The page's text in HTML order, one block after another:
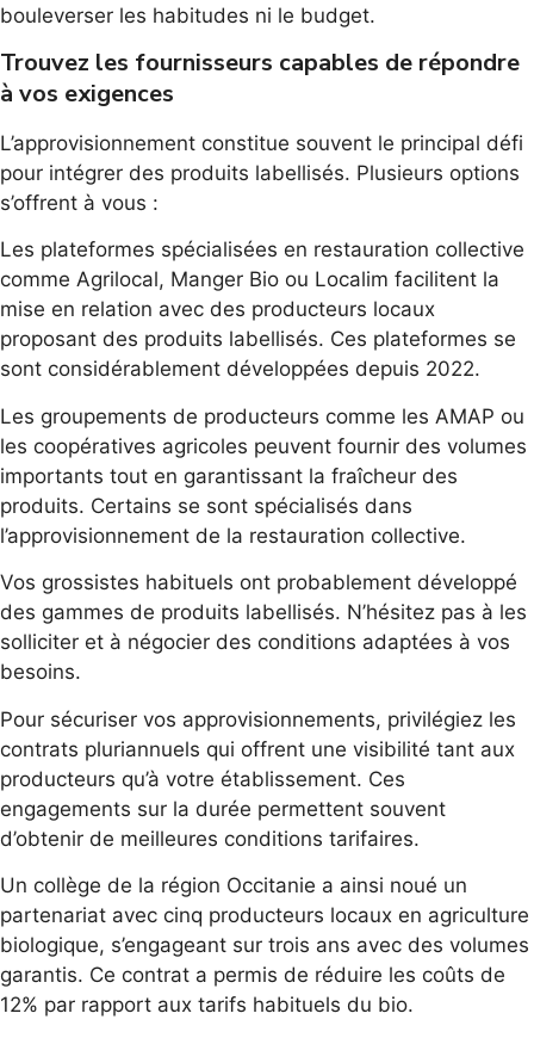
bouleverser les habitudes ni le budget.
Trouvez les fournisseurs capables de répondre
à vos exigences
L’approvisionnement constitue souvent le principal défi
pour intégrer des produits labellisés. Plusieurs options
s’offrent à vous :
Les plateformes spécialisées en restauration collective
comme Agrilocal, Manger Bio ou Localim facilitent la
mise en relation avec des producteurs locaux
proposant des produits labellisés. Ces plateformes se
sont considérablement développées depuis 2022.
Les groupements de producteurs comme les AMAP ou
les coopératives agricoles peuvent fournir des volumes
importants tout en garantissant la fraîcheur des
produits. Certains se sont spécialisés dans
l’approvisionnement de la restauration collective.
Vos grossistes habituels ont probablement développé
des gammes de produits labellisés. N’hésitez pas à les
solliciter et à négocier des conditions adaptées à vos
besoins.
Pour sécuriser vos approvisionnements, privilégiez les
contrats pluriannuels qui offrent une visibilité tant aux
producteurs qu’à votre établissement. Ces
engagements sur la durée permettent souvent
d’obtenir de meilleures conditions tarifaires.
Un collège de la région Occitanie a ainsi noué un
partenariat avec cinq producteurs locaux en agriculture
biologique, s’engageant sur trois ans avec des volumes
garantis. Ce contrat a permis de réduire les coûts de
12% par rapport aux tarifs habituels du bio.